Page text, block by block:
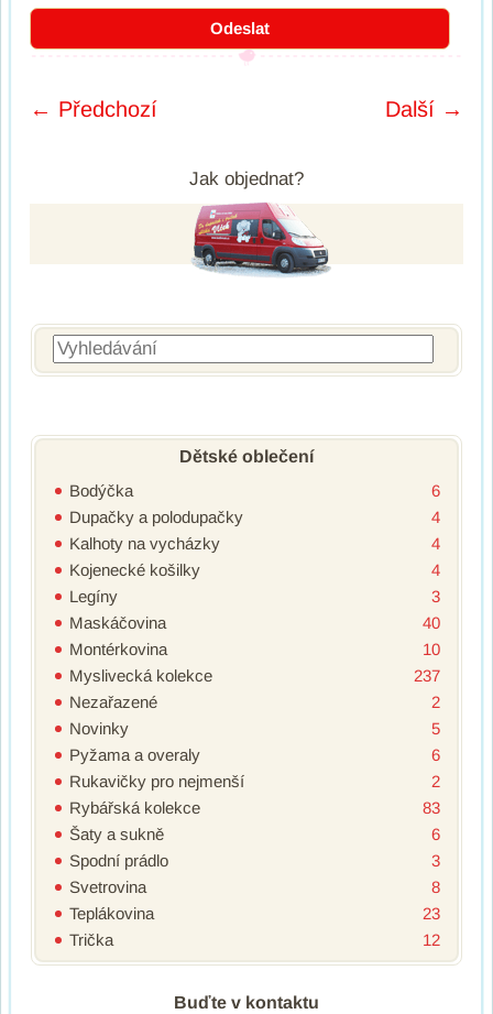
← Předchozí Další →
Jak objednat?
Vyhledávání
Dětské oblečení
Bodýčka
6
Dupačky a polodupačky
4
Kalhoty na vycházky
4
Kojenecké košilky
4
Legíny
3
Maskáčovina
40
Montérkovina
10
Myslivecká kolekce
237
Nezařazené
2
Novinky
5
Pyžama a overaly
6
Rukavičky pro nejmenší
2
Rybářská kolekce
83
Šaty a sukně
6
Spodní prádlo
3
Svetrovina
8
Teplákovina
23
Trička
12
Buďte v kontaktu